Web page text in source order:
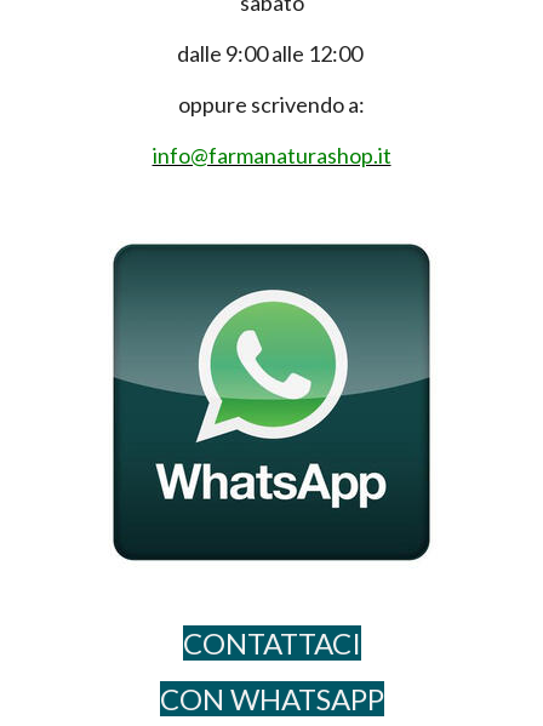
dalle 9:00 alle 12:00
oppure scrivendo a:
info@farmanaturashop.it
CONTATTACI
CON WHATSAPP